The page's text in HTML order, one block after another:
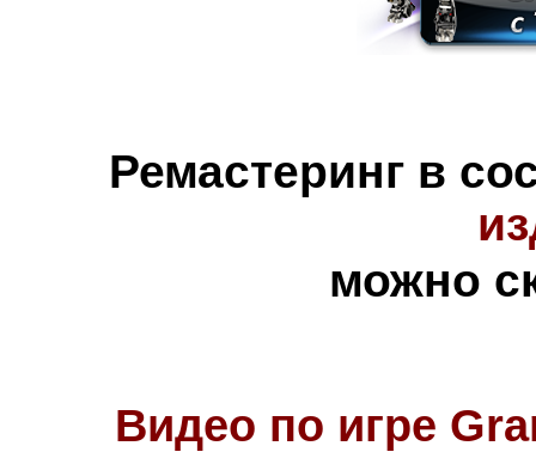
Ремастеринг в
можно
Видео по игре